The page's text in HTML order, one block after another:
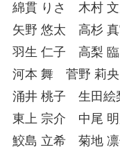
綿貫 りさ 木村
矢野 悠太 高杉
羽生 仁子 高梨 臨
河本 舞 菅野 莉央
涌井 桃子 生田絵
東上 宗介 中尾
鮫島 立希 菊地